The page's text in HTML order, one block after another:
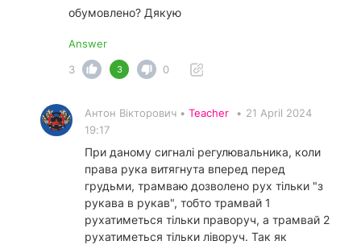
обумовлено? Дякую
Answer
3
3 0
Антон Вікторович • Teacher • 21 April 2024
19:17
При даному сигналі регулювальника, коли
права рука витягнута вперед перед
грудьми, трамваю дозволено рух тільки "з
рукава в рукав", тобто трамвай 1
рухатиметься тільки праворуч, а трамвай 2
рухатиметься тільки ліворуч. Так як